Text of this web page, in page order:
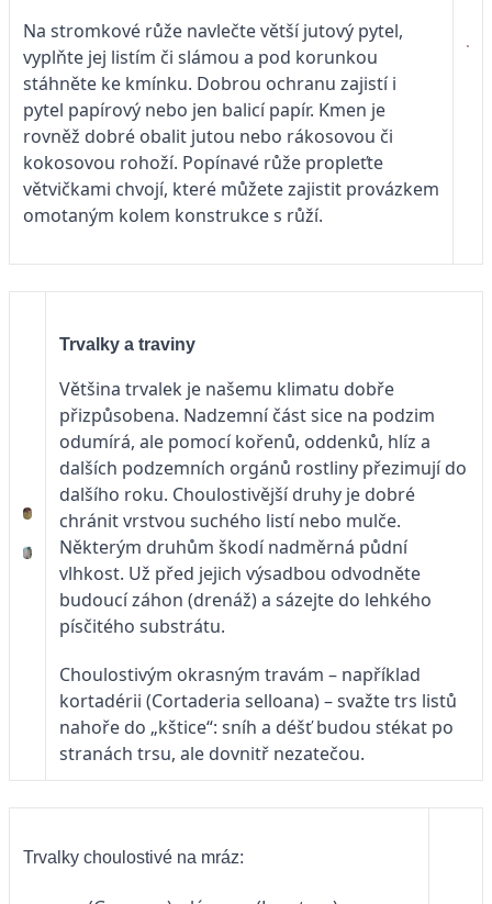
Na stromkové růže navlečte větší jutový pytel,
vyplňte jej listím či slámou a pod korunkou
stáhněte ke kmínku. Dobrou ochranu zajistí i
pytel papírový nebo jen balicí papír. Kmen je
rovněž dobré obalit jutou nebo rákosovou či
kokosovou rohoží. Popínavé růže propleťte
větvičkami chvojí, které můžete zajistit provázkem
omotaným kolem konstrukce s růží.
Trvalky a traviny
Většina trvalek je našemu klimatu dobře
přizpůsobena. Nadzemní část sice na podzim
odumírá, ale pomocí kořenů, oddenků, hlíz a
dalších podzemních orgánů rostliny přezimují do
dalšího roku. Choulostivější druhy je dobré
chránit vrstvou suchého listí nebo mulče.
Některým druhům škodí nadměrná půdní
vlhkost. Už před jejich výsadbou odvodněte
budoucí záhon (drenáž) a sázejte do lehkého
písčitého substrátu.
Choulostivým okrasným travám – například
kortadérii (Cortaderia selloana) – svažte trs listů
nahoře do „kštice“: sníh a déšť budou stékat po
stranách trsu, ale dovnitř nezatečou.
Trvalky choulostivé na mráz: